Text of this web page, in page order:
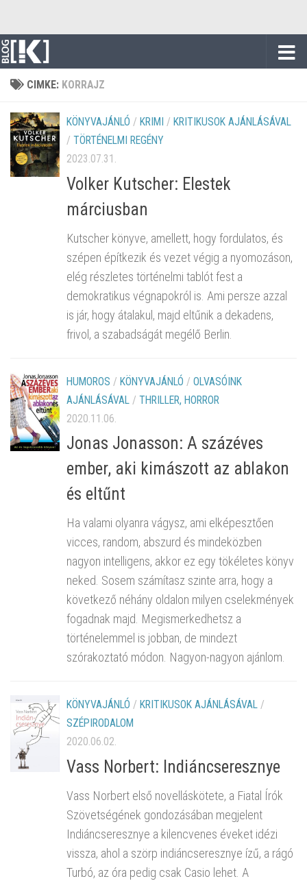
CIMKE: KORRAJZ
KÖNYVAJÁNLÓ / KRIMI / KRITIKUSOK AJÁNLÁSÁVAL
/ TÖRTÉNELMI REGÉNY
2023.07.31.
Volker Kutscher: Elestek
márciusban
Kutscher könyve, amellett, hogy fordulatos, és
szépen építkezik és vezet végig a nyomozáson,
elég részletes történelmi tablót fest a
demokratikus végnapokról is. Ami persze azzal
is jár, hogy átalakul, majd eltűnik a dekadens,
frivol, a szabadságát megélő Berlin.
HUMOROS / KÖNYVAJÁNLÓ / OLVASÓINK
AJÁNLÁSÁVAL / THRILLER, HORROR
2020.11.06.
Jonas Jonasson: A százéves
ember, aki kimászott az ablakon
és eltűnt
Ha valami olyanra vágysz, ami elképesztően
vicces, random, abszurd és mindeközben
nagyon intelligens, akkor ez egy tökéletes könyv
neked. Sosem számítasz szinte arra, hogy a
következő néhány oldalon milyen cselekmények
fogadnak majd. Megismerkedhetsz a
történelemmel is jobban, de mindezt
szórakoztató módon. Nagyon-nagyon ajánlom.
KÖNYVAJÁNLÓ / KRITIKUSOK AJÁNLÁSÁVAL /
SZÉPIRODALOM
2020.06.02.
Vass Norbert: Indiáncseresznye
Vass Norbert első novelláskötete, a Fiatal Írók
Szövetségének gondozásában megjelent
Indiáncseresznye a kilencvenes éveket idézi
vissza, ahol a szörp indiáncseresznye ízű, a rágó
Turbó, az óra pedig csak Casio lehet. A